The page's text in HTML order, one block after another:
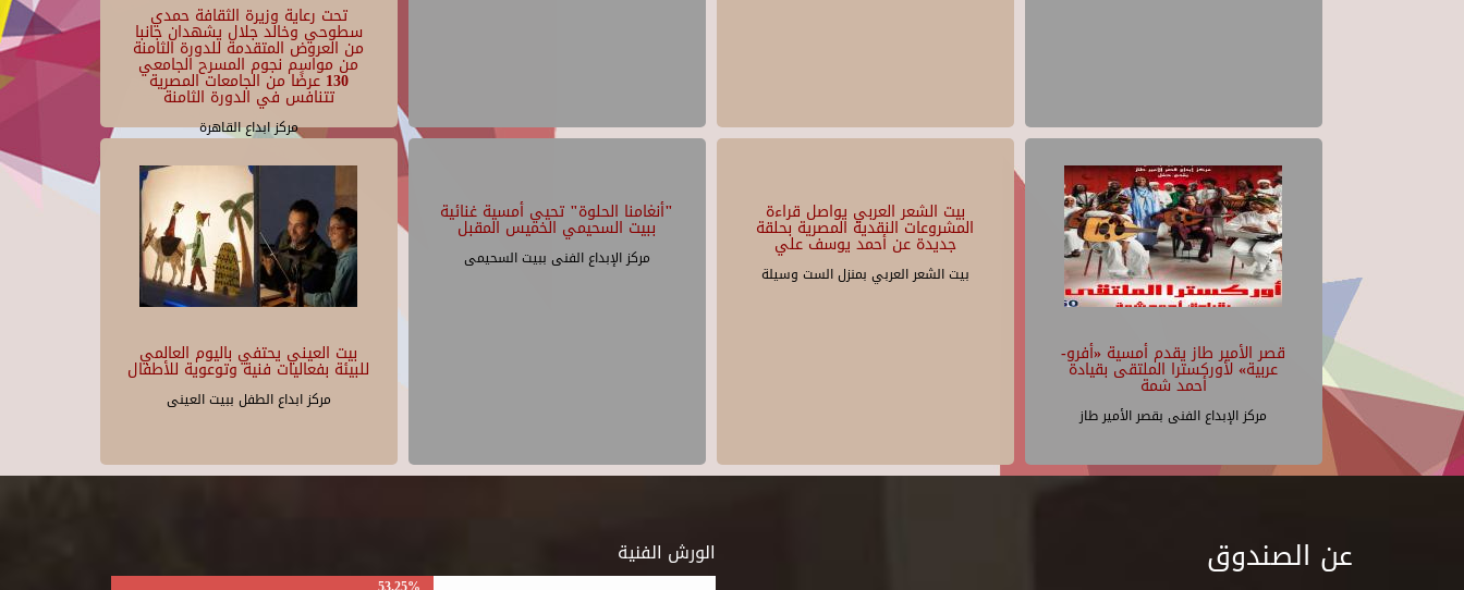
تحت رعاية وزيرة الثقافة حمدي
سطوحي وخالد جلال يشهدان جانبا
من العروض المتقدمة للدورة الثامنة
من مواسم نجوم المسرح الجامعي
130 عرضًا من الجامعات المصرية
تتنافس في الدورة الثامنة
مركز ابداع القاهرة
بيت العيني يحتفي باليوم العالمي
للبيئة بفعاليات فنية وتوعوية للأطفال
مركز ابداع الطفل ببيت العينى
"أنغامنا الحلوة" تحيي أمسية غنائية
ببيت السحيمي الخميس المقبل
مركز الإبداع الفنى ببيت السحيمى
بيت الشعر العربي يواصل قراءة
المشروعات النقدية المصرية بحلقة
جديدة عن أحمد يوسف علي
بيت الشعر العربي بمنزل الست وسيلة
قصر الأمير طاز يقدم أمسية «أفرو-
عربية» لأوركسترا الملتقى بقيادة
أحمد شمة
مركز الإبداع الفنى بقصر الأمير طاز
الورش الفنية عن الصندوق